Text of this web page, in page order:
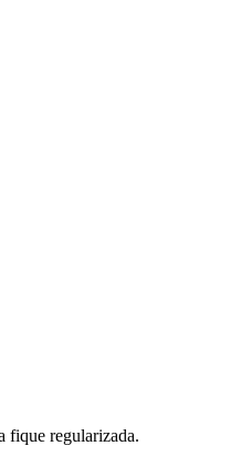
fique regularizada.